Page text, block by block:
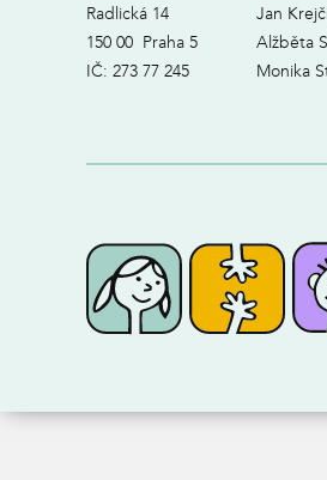
Radlická 14
150 00 Praha 5
IČ: 273 77 245
Jan
Alžběta
Monika